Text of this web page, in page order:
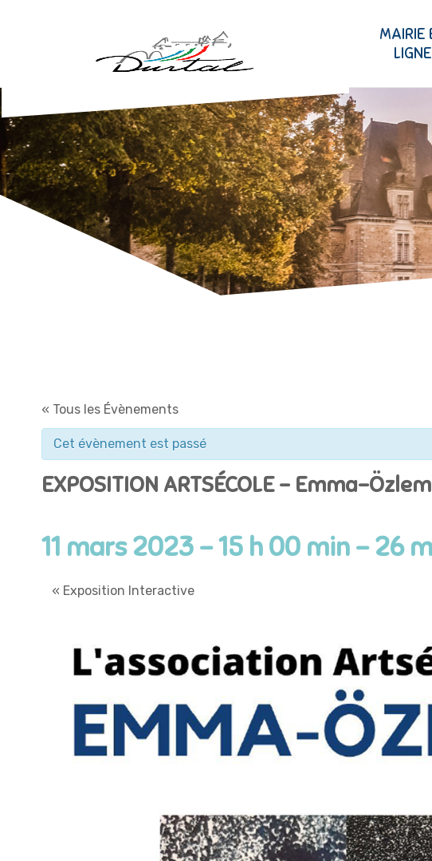
MAIRIE
LIGNE
« Tous les Évènements
Cet évènement est passé
EXPOSITION ARTSÉCOLE – Emma-
11 mars 2023 - 15 h 00 min-26
« Exposition Interactive